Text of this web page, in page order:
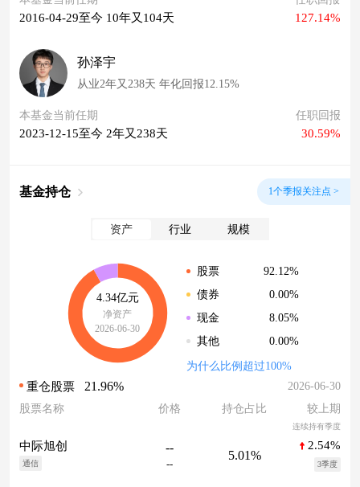
2016-04-29至今 10年又104天 127.14%
孙泽宇
从业2年又238天 年化回报12.15%
本基金当前任期
2023-12-15至今 2年又238天
任职回报
30.59%
基金持仓 1个季报关注点 >
资产 行业 规模
4.34亿元
净资产
2026-06-30
股票
92.12%
债券
0.00%
现金
8.05%
其他
0.00%
为什么比例超过100%
重仓股票 21.96%
2026-06-30
股票名称
价格 持仓占比 较上期
连续持有季度
中际旭创
通信
--
--
5.01%
2.54%
3季度